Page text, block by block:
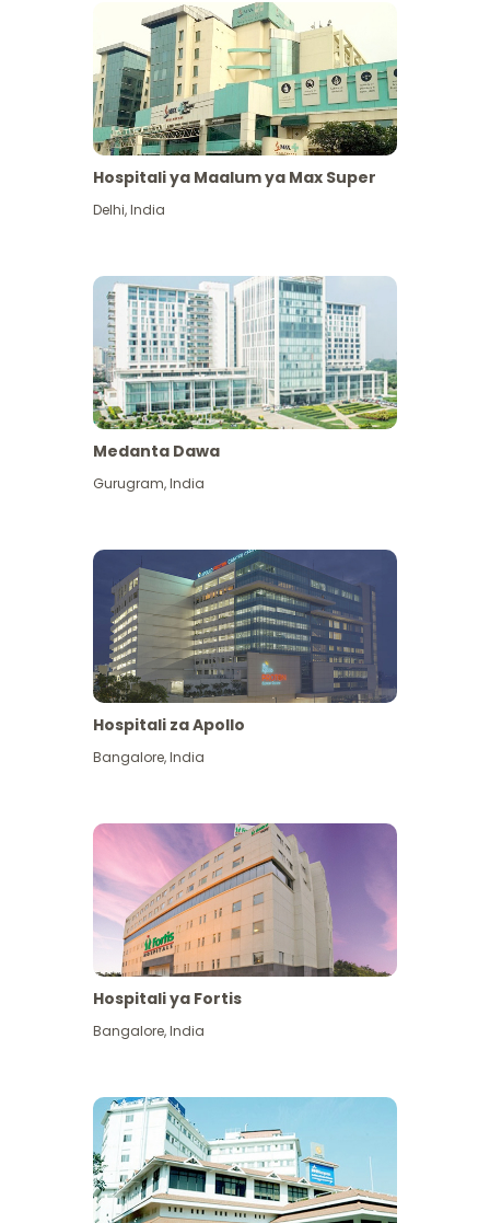
Hospitali ya Maalum ya Max Super
Delhi,India
Medanta Dawa
Gurugram,India
Hospitali za Apollo
Bangalore,India
Hospitali ya Fortis
Bangalore,India